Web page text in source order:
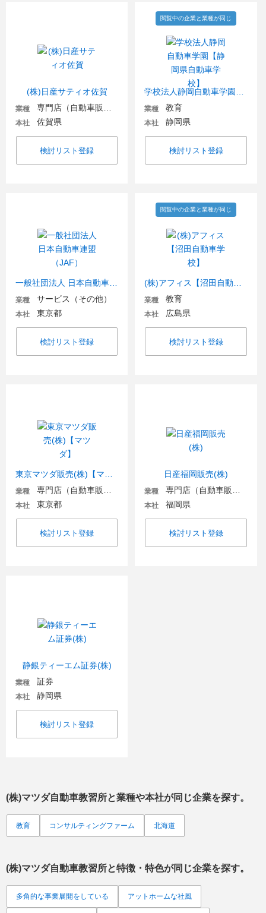
(株)日産サティオ佐賀
業種
本社 佐賀県
検討リスト登録
閲覧中の企業と業種が同じ
業種 教育
本社 静岡県
検討リスト登録
業種 サービス（その他）
本社 東京都
検討リスト登録
閲覧中の企業と業種が同じ
業種 教育
本社 広島県
検討リスト登録
業種
本社 東京都
検討リスト登録
日産福岡販売(株)
業種
本社 福岡県
検討リスト登録
静銀ティーエム証券(株)
業種 証券
本社 静岡県
検討リスト登録
(株)マツダ自動車教習所と業種や本社が同じ企業を探す。
教育 コンサルティングファーム 北海道
(株)マツダ自動車教習所と特徴・特色が同じ企業を探す。
多角的な事業展開をしている アットホームな社風